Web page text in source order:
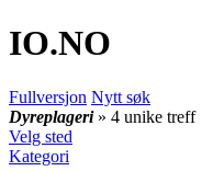
IO.NO
Fullversjon Nytt søk
Dyreplageri » 4 unike treff
Velg sted
Kategori